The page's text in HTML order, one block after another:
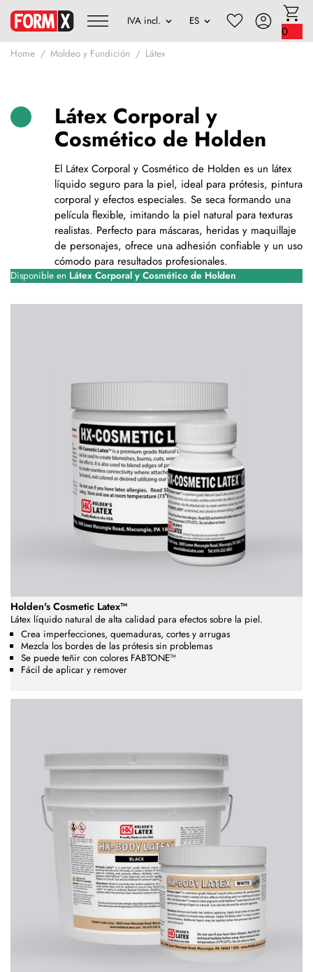
0
Home Moldeo y Fundición Látex
Látex Corporal y
Cosmético de Holden
El Látex Corporal y Cosmético de Holden es un látex
líquido seguro para la piel, ideal para prótesis, pintura
corporal y efectos especiales. Se seca formando una
película flexible, imitando la piel natural para texturas
realistas. Perfecto para máscaras, heridas y maquillaje
de personajes, ofrece una adhesión confiable y un uso
cómodo para resultados profesionales.
Disponible en Látex Corporal y Cosmético de Holden
Holden's Cosmetic Latex™
Látex líquido natural de alta calidad para efectos sobre la piel.
Crea imperfecciones, quemaduras, cortes y arrugas
Mezcla los bordes de las prótesis sin problemas
Se puede teñir con colores FABTONE™
Fácil de aplicar y remover